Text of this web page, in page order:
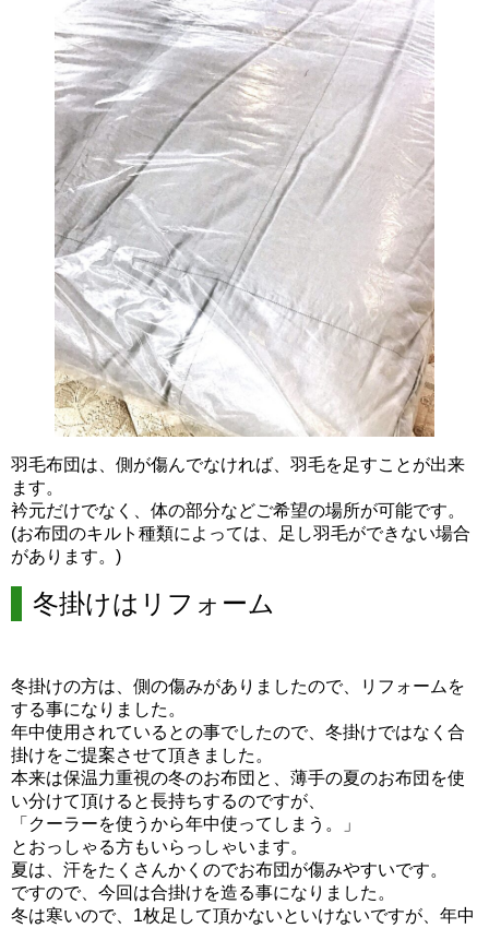
羽毛布団は、側が傷んでなければ、羽毛を足すことが出来
ます。
衿元だけでなく、体の部分などご希望の場所が可能です。
(お布団のキルト種類によっては、足し羽毛ができない場合
があります。)
冬掛けはリフォーム
冬掛けの方は、側の傷みがありましたので、リフォームを
する事になりました。
年中使用されているとの事でしたので、冬掛けではなく合
掛けをご提案させて頂きました。
本来は保温力重視の冬のお布団と、薄手の夏のお布団を使
い分けて頂けると長持ちするのですが、
「クーラーを使うから年中使ってしまう。」
とおっしゃる方もいらっしゃいます。
夏は、汗をたくさんかくのでお布団が傷みやすいです。
ですので、今回は合掛けを造る事になりました。
冬は寒いので、1枚足して頂かないといけないですが、年中